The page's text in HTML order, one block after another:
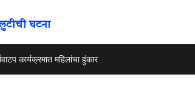
घटना
कार्यक्रमात महिलांचा हुंकार